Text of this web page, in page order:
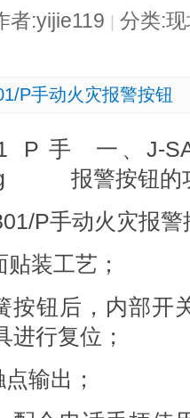
者:yijie119 分类:
P手动火灾报警按钮
一、J-
报警按钮的
P手动火灾报
贴装工艺；
按钮后，内部开
进行复位；
输出；